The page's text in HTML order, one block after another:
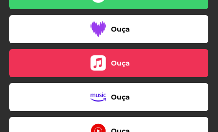
Ouça
Ouça
Ouça